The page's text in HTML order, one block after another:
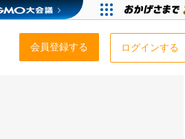
会員登録する ログインする